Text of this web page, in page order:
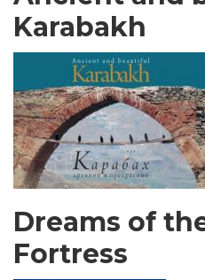
Karabakh
Dreams of
Fortress